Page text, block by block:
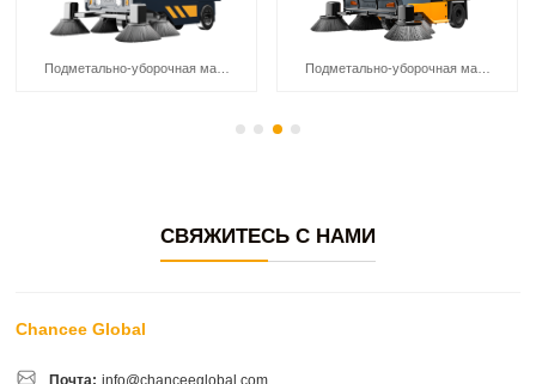
Подметально-уборочная машина Chancee U190CAR Подметально-уборочная машина Chancee U190P
СВЯЖИТЕСЬ С НАМИ
Chancee Global